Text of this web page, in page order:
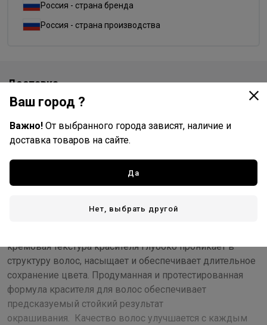
Россия - страна бренда
Россия - страна производства
Доставка
Стоимость и способы доставки будут доступны при
оформлении заказа.
Описание
Ухаживающий профессиональный краситель без
аммиака для стойкого окрашивания волос с
кремовая текстура красителя глубоко проникает в
структуру волос, насыщает и обеспечивает длительное
сохранение цвета. Продуманная и протестированная
формула красителя для волос обеспечивает
предсказуемый стойкий результат
окрашивания. Качество волос улучшается с каждым
Ваш город ?
Важно! От выбранного города зависят, наличие и
доставка товаров на сайте.
Да
Нет, выбрать другой